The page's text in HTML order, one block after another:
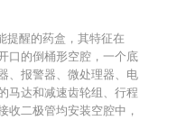
提醒的药盒，其特征在
口的倒桶形空腔，一个底
、报警器、微处理器、电
马达和减速齿轮组、行程
收二极管均安装空腔中，